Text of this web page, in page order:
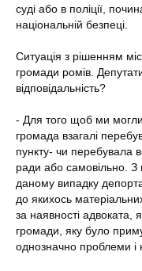
суді або в поліції,
національній безпеці.
Ситуація з рішенням
громади ромів.
відповідальність?
- Для того щоб ми могли
громада взагалі
пункту- чи перебувала
ради або самовільно. З
даному випадку
до якихось
за наявності адвоката,
громади, яку було
однозначно проблеми і